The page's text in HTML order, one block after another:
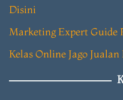
Disini
Marketing Expert Guide
Kelas Online Jago